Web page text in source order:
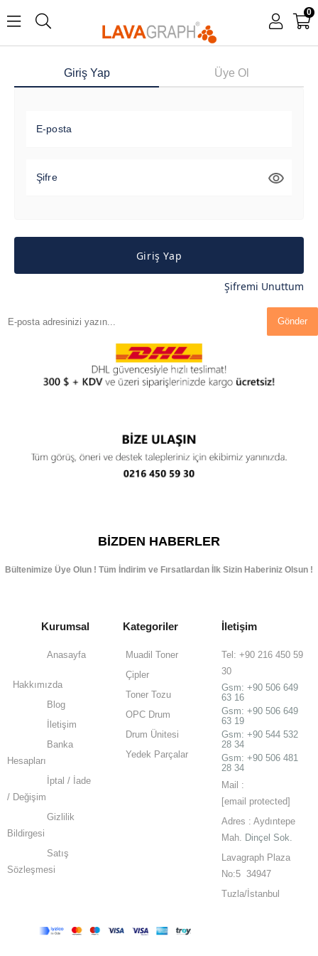
0
Giriş Yap Üye Ol
E-posta
Şifre
Giriş Yap
Şifremi Unuttum
Gönder
BIZDEN HABERLER
Bültenimize Üye Olun ! Tüm İndirim ve Fırsatlardan İlk Sizin Haberiniz Olsun !
Kurumsal
Anasayfa
Hakkımızda
Blog
İletişim
Banka
Hesapları
İptal / İade
/ Değişim
Gizlilik
Bildirgesi
Satış
Sözleşmesi
Kategoriler
Muadil Toner
Çipler
Toner Tozu
OPC Drum
Drum Ünitesi
Yedek Parçalar
İletişim
Tel: +90 216 450 59
30
Gsm:+90 506 649
63 16
Gsm:+90 506 649
63 19
Gsm: +90 544 532
28 34
Gsm: +90 506 481
28 34
Mail :
[email protected]
Adres : Aydıntepe
Mah. Dinçel Sok.
Lavagraph Plaza
No:5 34947
Tuzla/İstanbul